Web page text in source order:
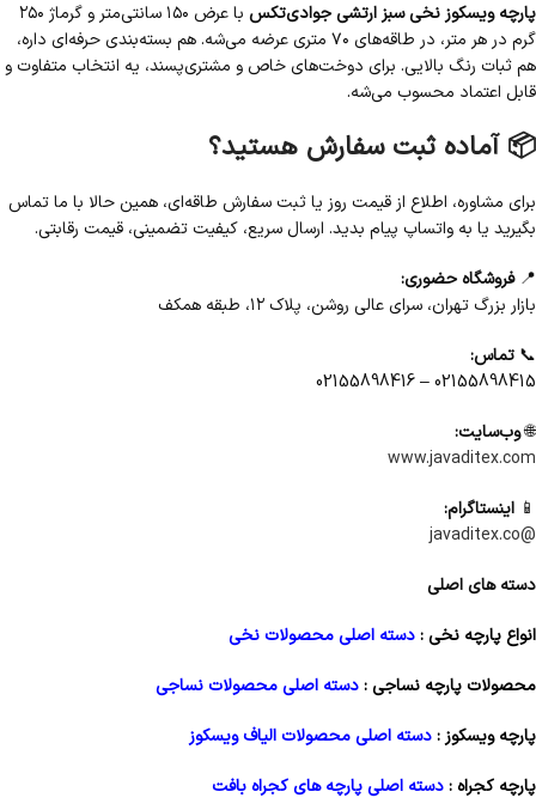
پارچه ویسکوز نخی سبز ارتشی جوادی‌تکس
با عرض ۱۵۰ سانتی‌متر و گرماژ ۲۵۰
گرم در هر متر، در طاقه‌های ۷۰ متری عرضه می‌شه. هم بسته‌بندی حرفه‌ای داره،
هم ثبات رنگ بالایی. برای دوخت‌های خاص و مشتری‌پسند، یه انتخاب متفاوت و
قابل اعتماد محسوب می‌شه.
📦 آماده ثبت سفارش هستید؟
برای مشاوره، اطلاع از قیمت روز یا ثبت سفارش طاقه‌ای، همین حالا با ما تماس
بگیرید یا به واتساپ پیام بدید. ارسال سریع، کیفیت تضمینی، قیمت رقابتی.
📍فروشگاه حضوری:
بازار بزرگ تهران، سرای عالی روشن، پلاک ۱۲، طبقه همکف
📞 تماس:
02155898415 – 02155898416
🌐وب‌سایت:
www.javaditex.com
📱 اینستاگرام:
@javaditex.co
دسته های اصلی
انواع پارچه نخی :دسته اصلی محصولات نخی
محصولات پارچه نساجی :دسته اصلی محصولات نساجی
پارچه ویسکوز :دسته اصلی محصولات الیاف ویسکوز
پارچه کجراه :دسته اصلی پارچه های کجراه بافت